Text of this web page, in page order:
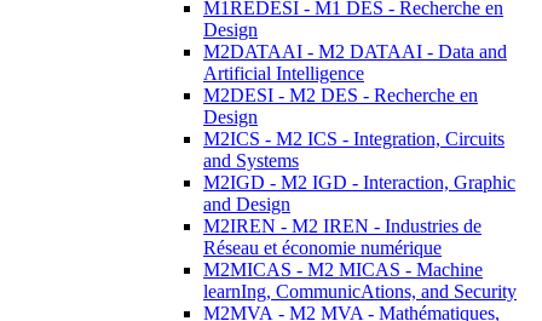
M1REDESI - M1 DES - Recherche en
Design
M2DATAAI - M2 DATAAI - Data and
Artificial Intelligence
M2DESI - M2 DES - Recherche en
Design
M2ICS - M2 ICS - Integration, Circuits
and Systems
M2IGD - M2 IGD - Interaction, Graphic
and Design
M2IREN - M2 IREN - Industries de
Réseau et économie numérique
M2MICAS - M2 MICAS - Machine
learnIng, CommunicAtions, and Security
M2MVA - M2 MVA - Mathématiques,